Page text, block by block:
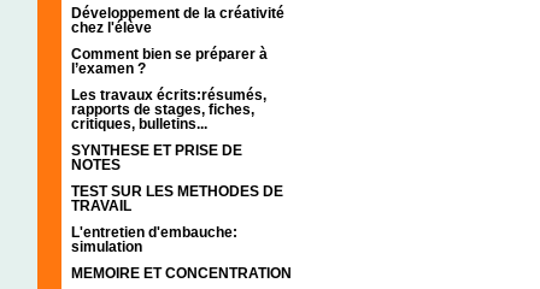
Développement de la créativité
chez l'élève
Comment bien se préparer à
l’examen ?
Les travaux écrits:résumés,
rapports de stages, fiches,
critiques, bulletins...
SYNTHESE ET PRISE DE
NOTES
TEST SUR LES METHODES DE
TRAVAIL
L'entretien d'embauche:
simulation
MEMOIRE ET CONCENTRATION